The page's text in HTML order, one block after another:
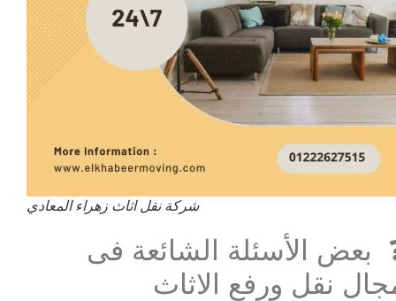
شركة نقل اثاث زهراء المعادي
بعض الأسئلة الشائعة فى
نقل ورفع الاثاث